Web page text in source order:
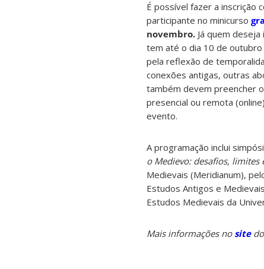
É possível fazer a inscrição
participante no minicurso
novembro. Já quem
tem até o dia 10 de outubro
pela reflexão de
conexões antigas, outras
também devem preencher
presencial ou remota
evento.
A programação inclui
o Medievo: desafios, limites
Medievais (Meridianum),
Estudos Antigos e
Estudos Medievais da
Mais informações nositedo